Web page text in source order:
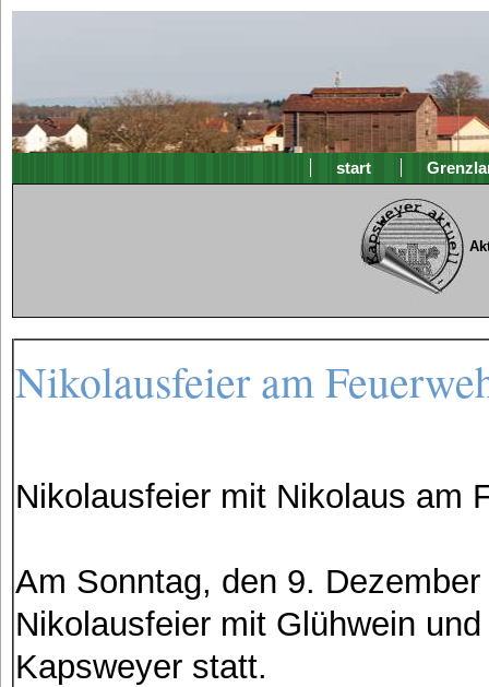
start
Nikolausfeier am
Nikolausfeier mit Nikolaus am
Am Sonntag, den 9.
Nikolausfeier mit Glühwein
Kapsweyer statt.